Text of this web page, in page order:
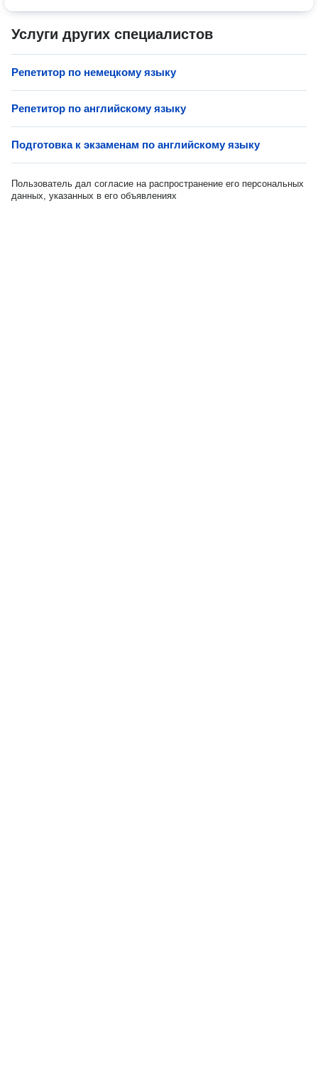
Услуги других специалистов
Репетитор по немецкому языку
Репетитор по английскому языку
Подготовка к экзаменам по английскому языку
Пользователь дал согласие на распространение его персональных
данных, указанных в его объявлениях